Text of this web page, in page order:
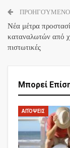
ΠΡΟΗΓΟΎΜΕΝΟ
Νέα μέτρα
καταναλωτών από
πιστωτικές
Μπορεί
ΑΠΌΨΕΙΣ